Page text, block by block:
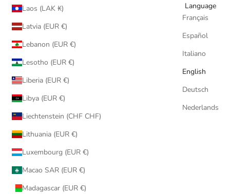
Laos (LAK ₭)
Latvia (EUR €)
Lebanon (EUR €)
Lesotho (EUR €)
Liberia (EUR €)
Libya (EUR €)
Liechtenstein (CHF CHF)
Lithuania (EUR €)
Luxembourg (EUR €)
Macao SAR (EUR €)
Madagascar (EUR €)
Language
Français
Español
Italiano
English
Deutsch
Nederlands